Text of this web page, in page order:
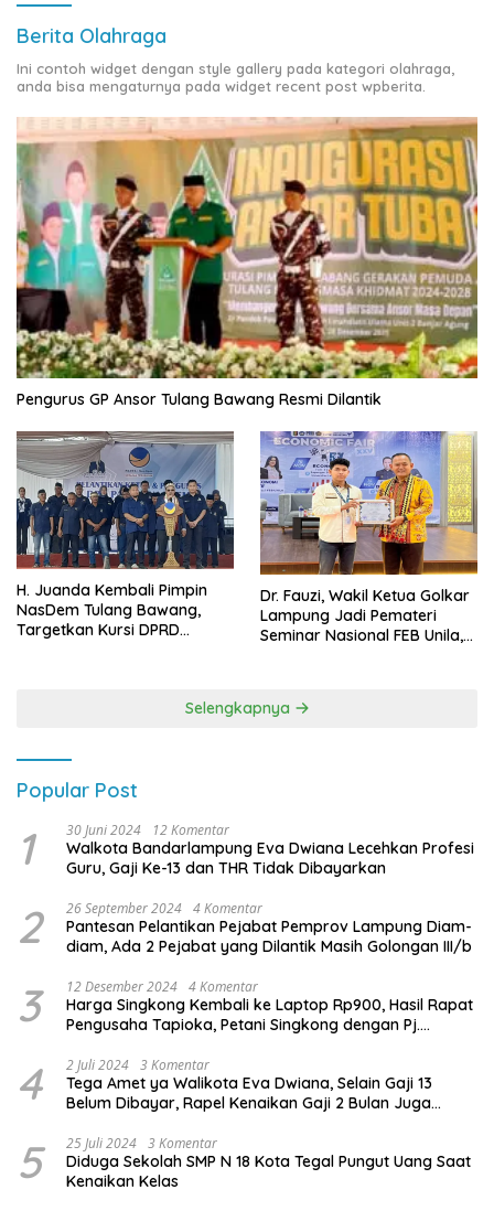
Berita Olahraga
Ini contoh widget dengan style gallery pada kategori olahraga,
anda bisa mengaturnya pada widget recent post wpberita.
Pengurus GP Ansor Tulang Bawang Resmi Dilantik
H. Juanda Kembali Pimpin
NasDem Tulang Bawang,
Targetkan Kursi DPRD
Dr. Fauzi, Wakil Ketua Golkar
Lampung Jadi Pemateri
Seminar Nasional FEB Unila,
Selengkapnya
Popular Post
1 30 Juni 2024 12 Komentar
Walkota Bandarlampung Eva Dwiana Lecehkan Profesi
Guru, Gaji Ke-13 dan THR Tidak Dibayarkan
2 26 September 2024 4 Komentar
Pantesan Pelantikan Pejabat Pemprov Lampung Diam-
diam, Ada 2 Pejabat yang Dilantik Masih Golongan III/b
3 12 Desember 2024 4 Komentar
Harga Singkong Kembali ke Laptop Rp900, Hasil Rapat
Pengusaha Tapioka, Petani Singkong dengan Pj.
4 2 Juli 2024 3 Komentar
Tega Amet ya Walikota Eva Dwiana, Selain Gaji 13
Belum Dibayar, Rapel Kenaikan Gaji 2 Bulan Juga
5 25 Juli 2024 3 Komentar
Diduga Sekolah SMP N 18 Kota Tegal Pungut Uang Saat
Kenaikan Kelas